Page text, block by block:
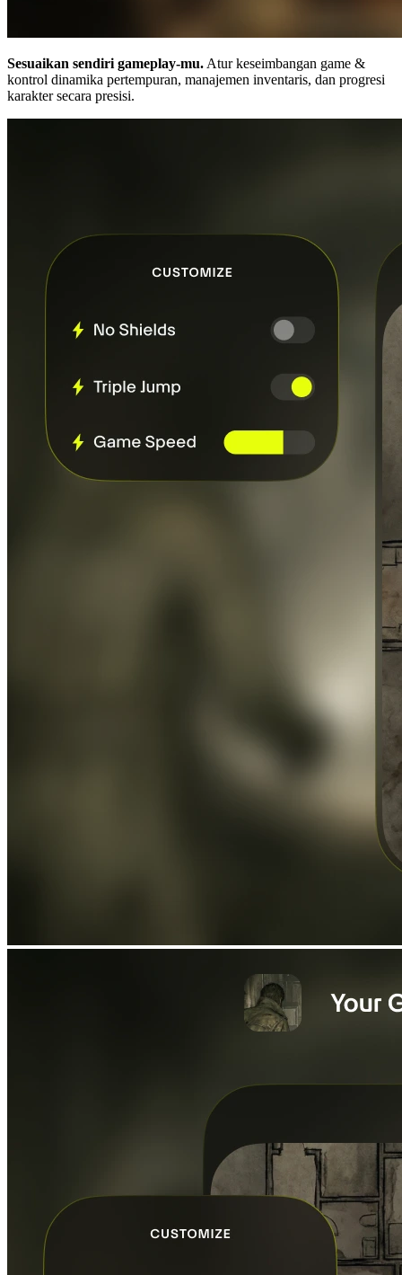
Sesuaikan sendiri gameplay-mu. Atur keseimbangan game &
kontrol dinamika pertempuran, manajemen inventaris, dan progresi
karakter secara presisi.